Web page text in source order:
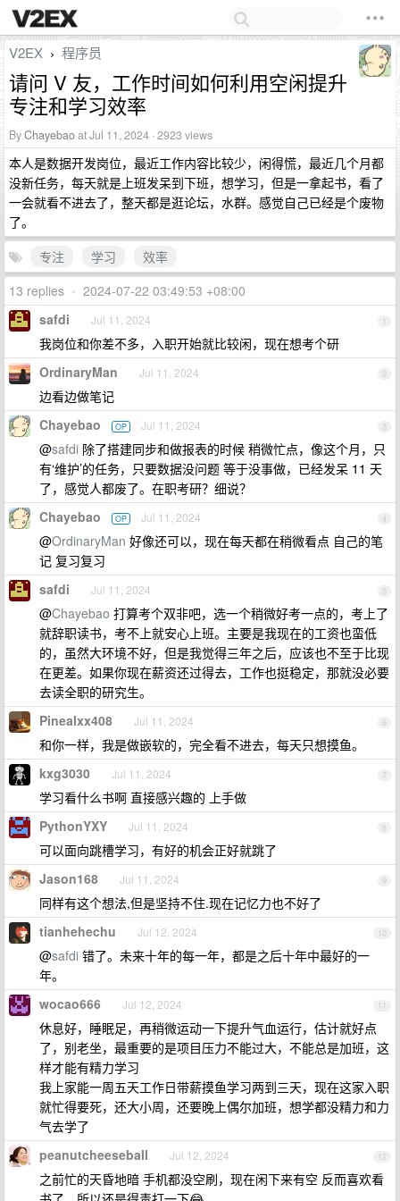
V2EX › 程序员
请问 V 友，工作时间如何利用空闲提升
专注和学习效率
ByChayebaoat Jul 11, 2024 · 2923 views
本人是数据开发岗位，最近工作内容比较少，闲得慌，最近几个月都
没新任务，每天就是上班发呆到下班，想学习，但是一拿起书，看了
一会就看不进去了，整天都是逛论坛，水群。感觉自己已经是个废物
了。
专注
学习
效率
13 replies • 2024-07-22 03:49:53 +08:00
1
safdi Jul 11, 2024
我岗位和你差不多，入职开始就比较闲，现在想考个研
2
OrdinaryMan Jul 11, 2024
边看边做笔记
3
Chayebao OP Jul 11, 2024
@safdi 除了搭建同步和做报表的时候 稍微忙点，像这个月，只
有‘维护’的任务，只要数据没问题 等于没事做，已经发呆 11 天
了，感觉人都废了。在职考研？细说？
4
Chayebao OP Jul 11, 2024
@OrdinaryMan 好像还可以，现在每天都在稍微看点 自己的笔
记 复习复习
5
safdi Jul 11, 2024
@Chayebao 打算考个双非吧，选一个稍微好考一点的，考上了
就辞职读书，考不上就安心上班。主要是我现在的工资也蛮低
的，虽然大环境不好，但是我觉得三年之后，应该也不至于比现
在更差。如果你现在薪资还过得去，工作也挺稳定，那就没必要
去读全职的研究生。
6
Pinealxx408 Jul 11, 2024
和你一样，我是做嵌软的，完全看不进去，每天只想摸鱼。
7
kxg3030 Jul 11, 2024
学习看什么书啊 直接感兴趣的 上手做
8
PythonYXY Jul 11, 2024
可以面向跳槽学习，有好的机会正好就跳了
9
Jason168 Jul 11, 2024
同样有这个想法,但是坚持不住.现在记忆力也不好了
10
tianhehechu Jul 12, 2024
@safdi 错了。未来十年的每一年，都是之后十年中最好的一
年。
11
wocao666 Jul 12, 2024
休息好，睡眠足，再稍微运动一下提升气血运行，估计就好点
了，别老坐，最重要的是项目压力不能过大，不能总是加班，这
样才能有精力学习
我上家能一周五天工作日带薪摸鱼学习两到三天，现在这家入职
就忙得要死，还大小周，还要晚上偶尔加班，想学都没精力和力
气去学了
12
peanutcheeseball Jul 12, 2024
之前忙的天昏地暗 手机都没空刷，现在闲下来有空 反而喜欢看